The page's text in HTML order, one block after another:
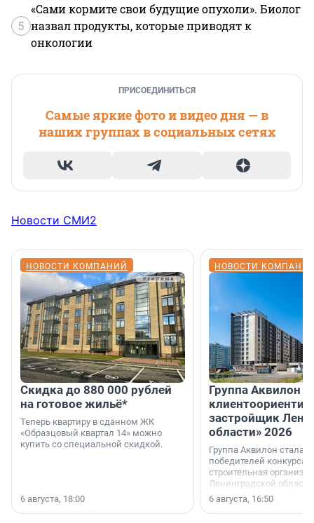
5
«Сами кормите свои будущие опухоли». Биолог
назвал продукты, которые приводят к
онкологии
ПРИСОЕДИНИТЬСЯ
Самые яркие фото и видео дня — в
наших группах в социальных сетях
Новости СМИ2
НОВОСТИ КОМПАНИЙ
Скидка до 880 000 рублей
на готовое жильё*
Теперь квартиру в сданном ЖК
«Образцовый квартал 14» можно
купить со специальной скидкой.
6 августа, 18:00
НОВОСТИ
Группа Аквилон
застройщик
области» 2026
Группа Аквилон стала
победителей конкурса
строительная
Ленинградской области
номинации «Самый
застройщик
6 августа, 16:50